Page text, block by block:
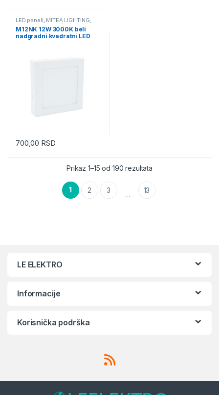
LED paneli MITEA LIGHTING
Nadgradni , Tehnička rasveta
M12NK 12W 3000K beli
nadgradni kvadratni LED
700,00 RSD
Prikaz 1–15 od 190 rezultata
1 2 3 … 13
LE ELEKTRO
Informacije
Korisnička podrška